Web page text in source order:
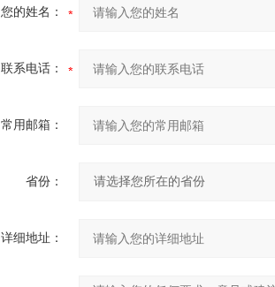
您的姓名：
联系电话：
常用邮箱：
省份：
详细地址：